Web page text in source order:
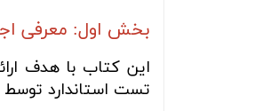
بخش اول: معرفی
این کتاب با هدف
تست استاندارد